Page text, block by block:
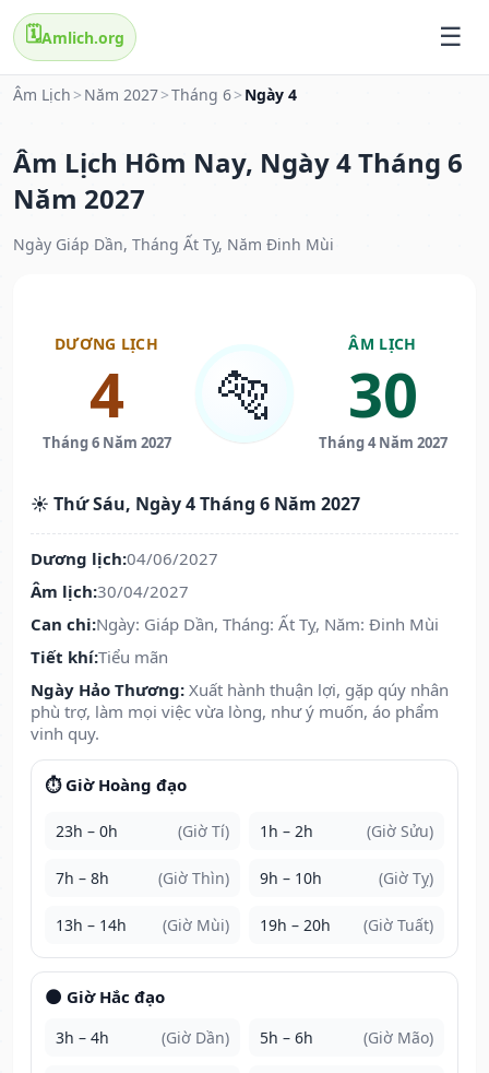
🗓️Amlich.org
Âm Lịch > Năm 2027>Tháng 6> Ngày 4
Âm Lịch Hôm Nay, Ngày 4 Tháng 6
Năm 2027
Ngày Giáp Dần, Tháng Ất Tỵ, Năm Đinh Mùi
DƯƠNG LỊCH
4
Tháng 6 Năm 2027
🐅
ÂM LỊCH
30
Tháng 4 Năm 2027
☀️ Thứ Sáu, Ngày 4 Tháng 6 Năm 2027
Dương lịch:04/06/2027
Âm lịch:30/04/2027
Can chi:Ngày: Giáp Dần, Tháng: Ất Tỵ, Năm: Đinh Mùi
Tiết khí:Tiểu mãn
Ngày Hảo Thương: Xuất hành thuận lợi, gặp qúy nhân
phù trợ, làm mọi việc vừa lòng, như ý muốn, áo phẩm
vinh quy.
⏱️ Giờ Hoàng đạo
23h – 0h (Giờ Tí) 1h – 2h (Giờ Sửu)
7h – 8h (Giờ Thìn) 9h – 10h (Giờ Tỵ)
13h – 14h (Giờ Mùi) 19h – 20h (Giờ Tuất)
🌑 Giờ Hắc đạo
3h – 4h (Giờ Dần) 5h – 6h (Giờ Mão)